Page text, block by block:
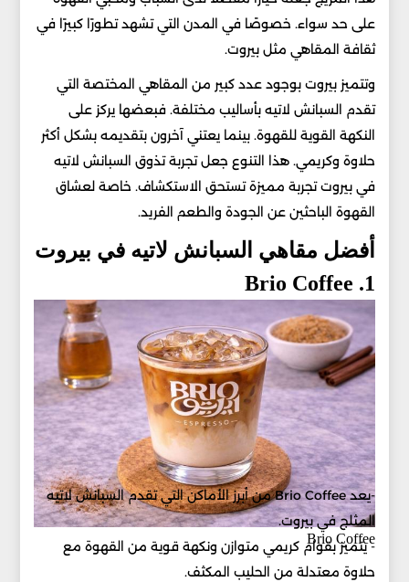
على حد سواء. خصوصًا في المدن التي تشهد تطورًا كبيرًا في
ثقافة المقاهي مثل بيروت.
وتتميز بيروت بوجود عدد كبير من المقاهي المختصة التي
تقدم السبانش لاتيه بأساليب مختلفة. فبعضها يركز على
النكهة القوية للقهوة. بينما يعتني آخرون بتقديمه بشكل أكثر
حلاوة وكريمي. هذا التنوع جعل تجربة تذوق السبانش لاتيه
في بيروت تجربة مميزة تستحق الاستكشاف. خاصة لعشاق
القهوة الباحثين عن الجودة والطعم الفريد.
أفضل مقاهي السبانش لاتيه في بيروت
1. Brio Coffee
Brio Coffee
-يعد Brio Coffee من أبرز الأماكن التي تقدم السبانش لاتيه
المثلج في بيروت.
- يتميز بقوام كريمي متوازن ونكهة قوية من القهوة مع
حلاوة معتدلة من الحليب المكثف.